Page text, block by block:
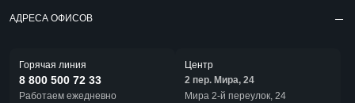
АДРЕСА ОФИСОВ
Горячая линия
8 800 500 72 33
Работаем ежедневно
Центр
2 пер. Мира, 24
Мира 2-й переулок, 24